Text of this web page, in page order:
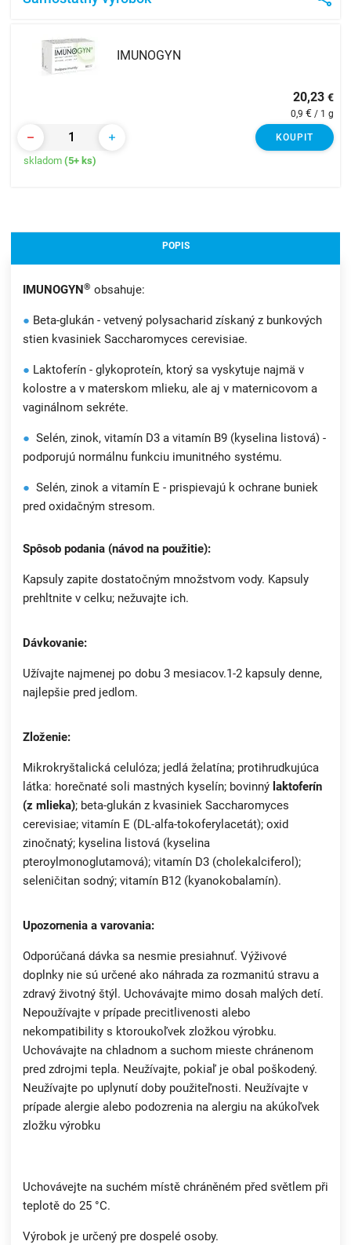
IMUNOGYN
20,23 €
0,9 € / 1 g
KOUPIT
skladom (5+ ks)
POPIS
IMUNOGYN ® obsahuje:
● Beta-glukán - vetvený polysacharid získaný z bunkových
stien kvasiniek Saccharomyces cerevisiae.
● Laktoferín - glykoproteín, ktorý sa vyskytuje najmä v
kolostre a v materskom mlieku, ale aj v maternicovom a
vaginálnom sekréte.
● Selén, zinok, vitamín D3 a vitamín B9 (kyselina listová) -
podporujú normálnu funkciu imunitného systému.
● Selén, zinok a vitamín E - prispievajú k ochrane buniek
pred oxidačným stresom.
Spôsob podania (návod na použitie):
Kapsuly zapite dostatočným množstvom vody. Kapsuly
prehltnite v celku; nežuvajte ich.
Dávkovanie:
Užívajte najmenej po dobu 3 mesiacov.1-2 kapsuly denne,
najlepšie pred jedlom.
Zloženie:
Mikrokryštalická celulóza; jedlá želatína; protihrudkujúca
látka: horečnaté soli mastných kyselín; bovinný laktoferín
(z mlieka); beta-glukán z kvasiniek Saccharomyces
cerevisiae; vitamín E (DL-alfa-tokoferylacetát); oxid
zinočnatý; kyselina listová (kyselina
pteroylmonoglutamová); vitamín D3 (cholekalciferol);
seleničitan sodný; vitamín B12 (kyanokobalamín).
Upozornenia a varovania:
Odporúčaná dávka sa nesmie presiahnuť. Výživové
doplnky nie sú určené ako náhrada za rozmanitú stravu a
zdravý životný štýl. Uchovávajte mimo dosah malých detí.
Nepoužívajte v prípade precitlivenosti alebo
nekompatibility s ktoroukoľvek zložkou výrobku.
Uchovávajte na chladnom a suchom mieste chránenom
pred zdrojmi tepla. Neužívajte, pokiaľ je obal poškodený.
Neužívajte po uplynutí doby použiteľnosti. Neužívajte v
prípade alergie alebo podozrenia na alergiu na akúkoľvek
zložku výrobku
Uchovávejte na suchém místě chráněném před světlem při
teplotě do 25 °C.
Výrobok je určený pre dospelé osoby.